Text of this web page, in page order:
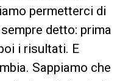
permetterci di
detto: prima
i risultati. E
Sappiamo che